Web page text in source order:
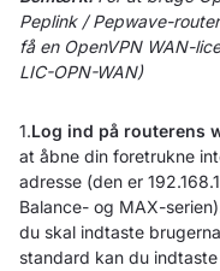
Peplink / Pepwave-
få en OpenVPN WAN-
LIC-OPN-WAN)
1.Log ind på routerens
at åbne din foretrukne
adresse (den er
Balance- og MAX-
du skal indtaste
standard kan du